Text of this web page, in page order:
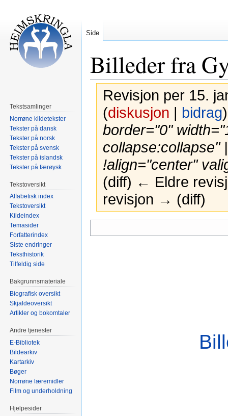
Billeder fra
Revisjon per 15.
(diskusjon | bidrag)
border="0"
collapse:collapse"
!align="center"
(diff) ← Eldre
revisjon → (diff)
til
til
Side
Tekstsamlinger
Norrøne kildetekster
Tekster på dansk
Tekster på norsk
Tekster på svensk
Tekster på islandsk
Tekster på færøysk
Tekstoversikt
Alfabetisk index
Tekstoversikt
Kildeindex
Temasider
Forfatterindex
Siste endringer
Teksthistorik
Tilfeldig side
Bakgrunnsmateriale
Biografisk oversikt
Skjaldeoversikt
Artikler og bokomtaler
Andre tjenester
E-Bibliotek
Bildearkiv
Kartarkiv
Bøger
Norrøne læremidler
Film og underholdning
Hjelpesider